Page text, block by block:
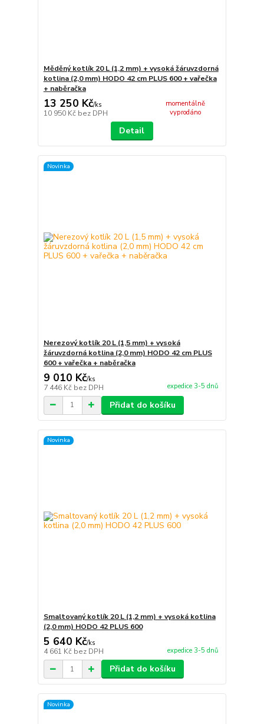
Měděný kotlík 20 L (1,2 mm) + vysoká žáruvzdorná
kotlina (2,0 mm) HODO 42 cm PLUS 600 + vařečka
+ naběračka
13 250 Kč/ks
10 950 Kč bez DPH
momentálně
vyprodáno
Detail
Novinka
Nerezový kotlík 20 L (1,5 mm) + vysoká
žáruvzdorná kotlina (2,0 mm) HODO 42 cm PLUS
600 + vařečka + naběračka
9 010 Kč/ks
7 446 Kč bez DPH expedice 3-5 dnů
Přidat do košíku
Novinka
Smaltovaný kotlík 20 L (1,2 mm) + vysoká kotlina
(2,0 mm) HODO 42 PLUS 600
5 640 Kč/ks
4 661 Kč bez DPH expedice 3-5 dnů
Přidat do košíku
Novinka